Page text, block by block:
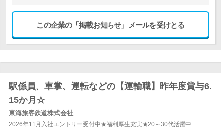
この企業の「掲載お知らせ」メールを受けとる
駅係員、車掌、運転などの【運輸職】昨年度賞与6.
15か月☆
東海旅客鉄道株式会社
2026年11月入社エントリー受付中★福利厚生充実★20～30代活躍中